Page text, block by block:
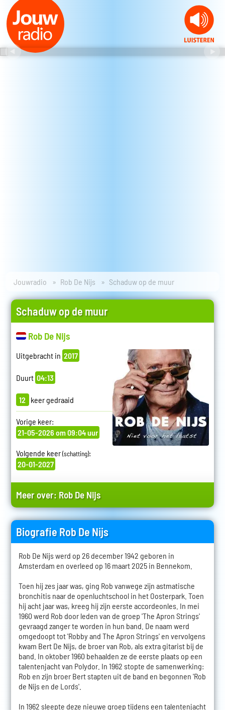
Jouwradio Rob De Nijs Schaduw op de muur
Schaduw op de muur
Rob De Nijs
Uitgebracht in 2017
Duurt 04:13
12 keer gedraaid
Vorige keer:
21-05-2026 om 09:04 uur
Volgende keer(schatting):
20-01-2027
Meer over: Rob De Nijs
Biografie Rob De Nijs
Rob De Nijs werd op 26 december 1942 geboren in
Amsterdam en overleed op 16 maart 2025 in Bennekom.
Toen hij zes jaar was, ging Rob vanwege zijn astmatische
bronchitis naar de openluchtschool in het Oosterpark. Toen
hij acht jaar was, kreeg hij zijn eerste accordeonles. In mei
1960 werd Rob door leden van de groep 'The Apron Strings'
gevraagd zanger te worden in hun band. De naam werd
omgedoopt tot 'Robby and The Apron Strings' en vervolgens
kwam Bert De Nijs, de broer van Rob, als extra gitarist bij de
band. In oktober 1960 behaalden ze de eerste plaats op een
talentenjacht van Polydor. In 1962 stopte de samenwerking:
Rob en zijn broer Bert stapten uit de band en begonnen 'Rob
de Nijs en de Lords'.
In 1962 sleepte deze nieuwe groep tijdens een talentenjacht